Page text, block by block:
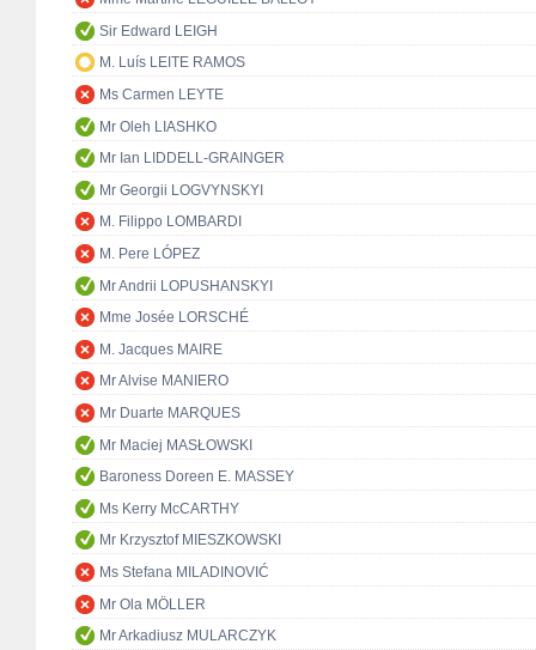
Sir Edward LEIGH
M. Luís LEITE RAMOS
Ms Carmen LEYTE
Mr Oleh LIASHKO
Mr Ian LIDDELL-GRAINGER
Mr Georgii LOGVYNSKYI
M. Filippo LOMBARDI
M. Pere LÓPEZ
Mr Andrii LOPUSHANSKYI
Mme Josée LORSCHÉ
M. Jacques MAIRE
Mr Alvise MANIERO
Mr Duarte MARQUES
Mr Maciej MASŁOWSKI
Baroness Doreen E. MASSEY
Ms Kerry McCARTHY
Mr Krzysztof MIESZKOWSKI
Ms Stefana MILADINOVIĆ
Mr Ola MÖLLER
Mr Arkadiusz MULARCZYK